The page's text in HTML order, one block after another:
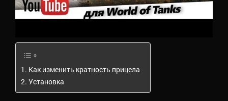
Как изменить кратность прицела
Установка